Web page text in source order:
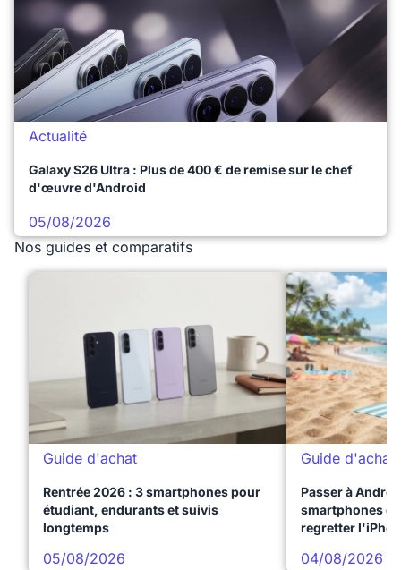
Actualité
Galaxy S26 Ultra : Plus de 400 € de remise sur le chef
d'œuvre d'Android
05/08/2026
Nos guides et comparatifs
Guide d'achat
Rentrée 2026 : 3 smartphones pour
étudiant, endurants et suivis
longtemps
05/08/2026
Guide d'achat
Passer à
smartphones
regretter
04/08/2026